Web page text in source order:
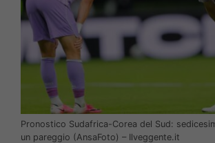
Pronostico Sudafrica-Corea del Sud:
un pareggio (AnsaFoto) – Ilveggente.it